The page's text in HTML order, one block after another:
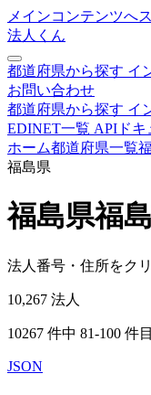
メインコンテンツへ
法人くん
都道府県から探す イ
お問い合わせ
都道府県から探す イ
EDINET一覧 APIドキ
ホーム都道府県一覧
福島県
福島県福
法人番号・住所をク
10,267 法人
10267 件中 81-100 件
JSON